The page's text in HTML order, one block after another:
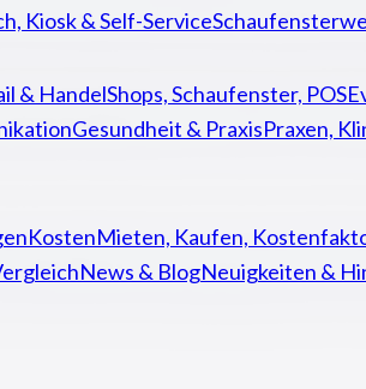
Kiosk & Self-Service
& HandelShops, Schaufenster, POS
Gesundheit & PraxisPraxen,
KostenMieten, Kaufen,
News & BlogNeuigkeiten &